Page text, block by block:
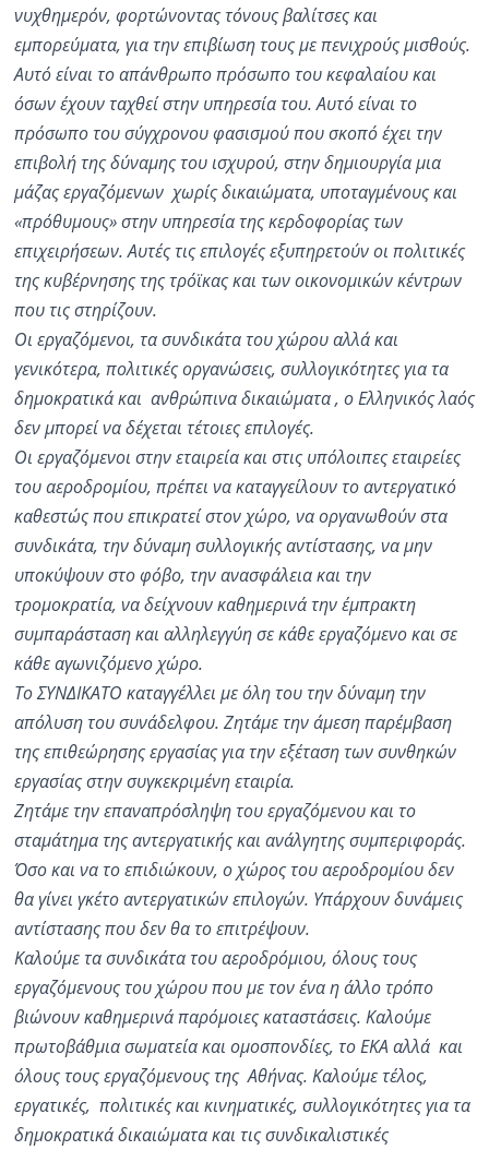
νυχθημερόν, φορτώνοντας τόνους βαλίτσες και
εμπορεύματα, για την επιβίωση τους με πενιχρούς μισθούς.
Αυτό είναι το απάνθρωπο πρόσωπο του κεφαλαίου και
όσων έχουν ταχθεί στην υπηρεσία του. Αυτό είναι το
πρόσωπο του σύγχρονου φασισμού που σκοπό έχει την
επιβολή της δύναμης του ισχυρού, στην δημιουργία μια
μάζας εργαζόμενων χωρίς δικαιώματα, υποταγμένους και
«πρόθυμους» στην υπηρεσία της κερδοφορίας των
επιχειρήσεων. Αυτές τις επιλογές εξυπηρετούν οι πολιτικές
της κυβέρνησης της τρόϊκας και των οικονομικών κέντρων
που τις στηρίζουν.
Οι εργαζόμενοι, τα συνδικάτα του χώρου αλλά και
γενικότερα, πολιτικές οργανώσεις, συλλογικότητες για τα
δημοκρατικά και ανθρώπινα δικαιώματα , ο Ελληνικός λαός
δεν μπορεί να δέχεται τέτοιες επιλογές.
Οι εργαζόμενοι στην εταιρεία και στις υπόλοιπες εταιρείες
του αεροδρομίου, πρέπει να καταγγείλουν το αντεργατικό
καθεστώς που επικρατεί στον χώρο, να οργανωθούν στα
συνδικάτα, την δύναμη συλλογικής αντίστασης, να μην
υποκύψουν στο φόβο, την ανασφάλεια και την
τρομοκρατία, να δείχνουν καθημερινά την έμπρακτη
συμπαράσταση και αλληλεγγύη σε κάθε εργαζόμενο και σε
κάθε αγωνιζόμενο χώρο.
Το ΣΥΝΔΙΚΑΤΟ καταγγέλλει με όλη του την δύναμη την
απόλυση του συνάδελφου. Ζητάμε την άμεση παρέμβαση
της επιθεώρησης εργασίας για την εξέταση των συνθηκών
εργασίας στην συγκεκριμένη εταιρία.
Ζητάμε την επαναπρόσληψη του εργαζόμενου και το
σταμάτημα της αντεργατικής και ανάλγητης συμπεριφοράς.
Όσο και να το επιδιώκουν, ο χώρος του αεροδρομίου δεν
θα γίνει γκέτο αντεργατικών επιλογών. Υπάρχουν δυνάμεις
αντίστασης που δεν θα το επιτρέψουν.
Καλούμε τα συνδικάτα του αεροδρόμιου, όλους τους
εργαζόμενους του χώρου που με τον ένα η άλλο τρόπο
βιώνουν καθημερινά παρόμοιες καταστάσεις. Καλούμε
πρωτοβάθμια σωματεία και ομοσπονδίες, το ΕΚΑ αλλά και
όλους τους εργαζόμενους της Αθήνας. Καλούμε τέλος,
εργατικές, πολιτικές και κινηματικές, συλλογικότητες για τα
δημοκρατικά δικαιώματα και τις συνδικαλιστικές